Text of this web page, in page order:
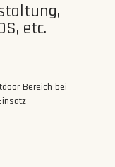
etc.
Bereich bei